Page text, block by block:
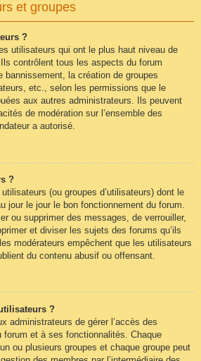
et groupes
?
utilisateurs qui ont le plus haut niveau de
contrôlent tous les aspects du forum
la création de groupes
etc., selon les permissions que le
aux autres administrateurs. Ils peuvent
de modération sur l’ensemble des
a autorisé.
?
(ou groupes d’utilisateurs) dont le
jour le jour le bon fonctionnement du forum.
ou supprimer des messages, de verrouiller,
et diviser les sujets des forums qu’ils
modérateurs empêchent que les utilisateurs
du contenu abusif ou offensant.
?
administrateurs de gérer l’accès des
et à ses fonctionnalités. Chaque
ou plusieurs groupes et chaque groupe peut